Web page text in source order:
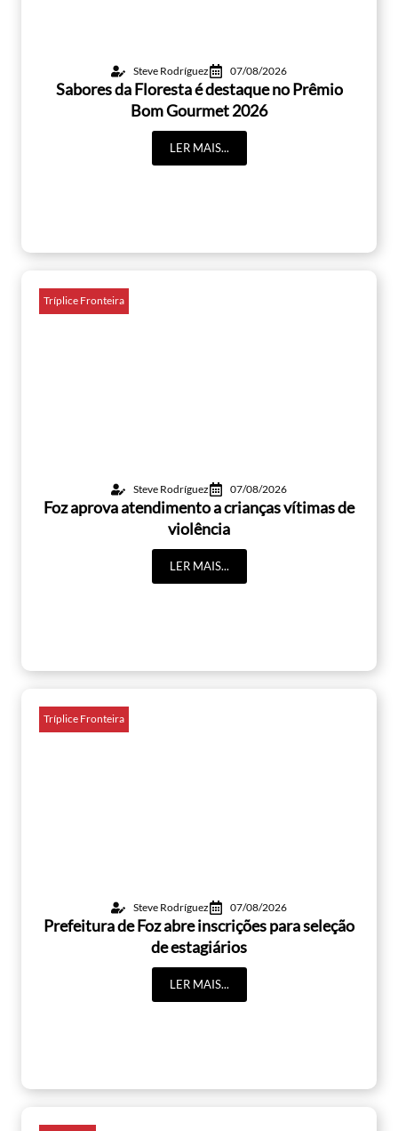
Steve Rodríguez 07/08/2026
Sabores da Floresta é destaque no Prêmio
Bom Gourmet 2026
LER MAIS...
Tríplice Fronteira
Steve Rodríguez 07/08/2026
Foz aprova atendimento a crianças vítimas de
violência
LER MAIS...
Tríplice Fronteira
Steve Rodríguez 07/08/2026
Prefeitura de Foz abre inscrições para seleção
de estagiários
LER MAIS...